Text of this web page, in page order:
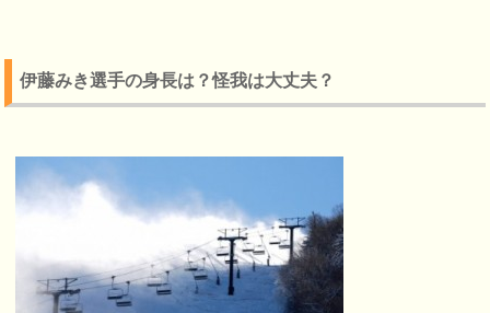
伊藤みき選手の身長は？怪我は大丈夫？